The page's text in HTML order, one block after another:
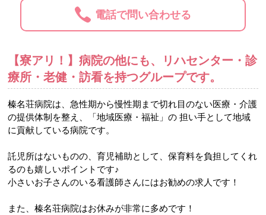
電話で問い合わせる
【寮アリ！】病院の他にも、リハセンター・診
療所・老健・訪看を持つグループです。
榛名荘病院は、急性期から慢性期まで切れ目のない医療・介護
の提供体制を整え、「地域医療・福祉」の 担い手として地域
に貢献している病院です。
託児所はないものの、育児補助として、保育料を負担してくれ
るのも嬉しいポイントです♪
小さいお子さんのいる看護師さんにはお勧めの求人です！
また、榛名荘病院はお休みが非常に多めです！